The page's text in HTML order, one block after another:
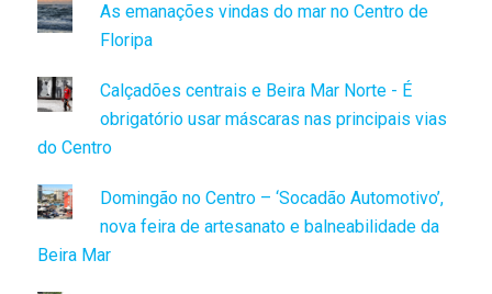
As emanações vindas do mar no Centro de
Floripa
Calçadões centrais e Beira Mar Norte - É
obrigatório usar máscaras nas principais vias
do Centro
Domingão no Centro – ‘Socadão Automotivo’,
nova feira de artesanato e balneabilidade da
Beira Mar